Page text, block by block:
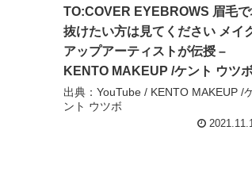
TO:COVER EYEBROWS 眉毛
抜けたい方は見てください メイ
アップアーティストが伝授 –
KENTO MAKEUP /ケント ウツ
出典：YouTube / KENTO MAKEUP /
ント ウツボ